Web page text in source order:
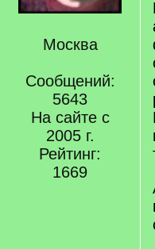
Москва
Сообщений:
5643
На сайте с
2005 г.
Рейтинг:
1669